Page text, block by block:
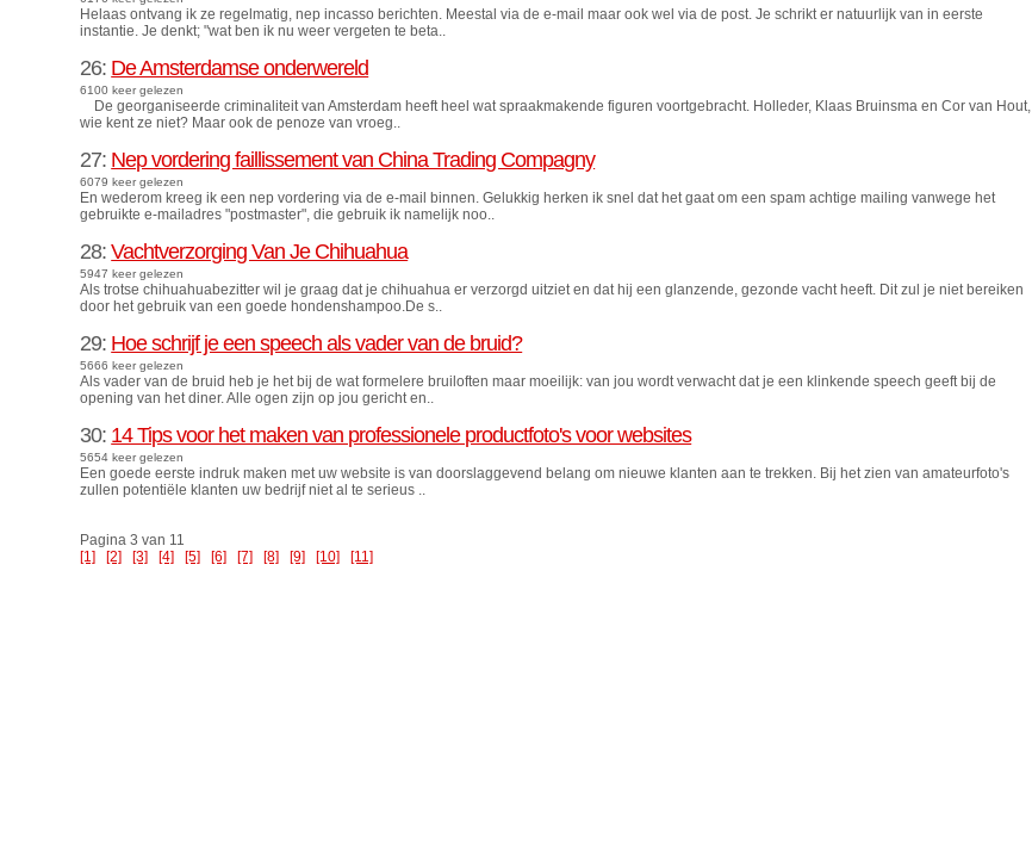
Helaas ontvang ik ze regelmatig, nep incasso berichten. Meestal via de e-mail maar ook wel via de post. Je schrikt er natuurlijk van in eerste
instantie. Je denkt; "wat ben ik nu weer vergeten te beta..
26: De Amsterdamse onderwereld
6100 keer gelezen
De georganiseerde criminaliteit van Amsterdam heeft heel wat spraakmakende figuren voortgebracht. Holleder, Klaas Bruinsma en Cor van Hout,
wie kent ze niet? Maar ook de penoze van vroeg..
27: Nep vordering faillissement van China Trading Compagny
6079 keer gelezen
En wederom kreeg ik een nep vordering via de e-mail binnen. Gelukkig herken ik snel dat het gaat om een spam achtige mailing vanwege het
gebruikte e-mailadres "postmaster", die gebruik ik namelijk noo..
28:Vachtverzorging Van Je Chihuahua
5947 keer gelezen
Als trotse chihuahuabezitter wil je graag dat je chihuahua er verzorgd uitziet en dat hij een glanzende, gezonde vacht heeft. Dit zul je niet bereiken
door het gebruik van een goede hondenshampoo.De s..
29: Hoe schrijf je een speech als vader van de bruid?
5666 keer gelezen
Als vader van de bruid heb je het bij de wat formelere bruiloften maar moeilijk: van jou wordt verwacht dat je een klinkende speech geeft bij de
opening van het diner. Alle ogen zijn op jou gericht en..
30: 14 Tips voor het maken van professionele productfoto's voor websites
5654 keer gelezen
Een goede eerste indruk maken met uw website is van doorslaggevend belang om nieuwe klanten aan te trekken. Bij het zien van amateurfoto's
zullen potentiële klanten uw bedrijf niet al te serieus ..
Pagina 3 van 11
[1]
[2] [3] [4] [5] [6] [7] [8] [9] [10] [11]